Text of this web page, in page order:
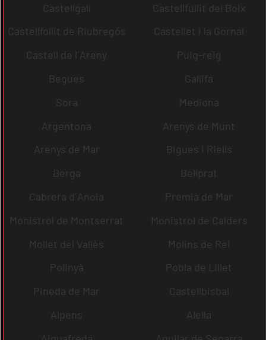
Castellgalí
Castellfullit del Boix
Castellfollit de Riubregós
Castellet i la Gornal
Castell de l´Areny
Puig-reig
Begues
Gallifa
Sora
Mediona
Argentona
Arenys de Munt
Arenys de Mar
Bigues i Riells
Berga
Bellprat
Cabrera d´Anoia
Premià de Mar
Monistrol de Montserrat
Monistrol de Calders
Mollet del Vallès
Molins de Rei
Polinyà
Pobla de Lillet
Pineda de Mar
Castellbisbal
Alpens
Alella